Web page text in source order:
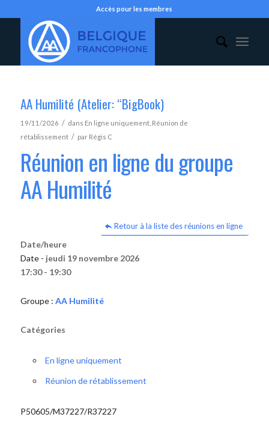
Accès pour les membres
AA Humilité (Atelier: “BigBook)
19/11/2026 / dans En ligne uniquement, Réunion de
rétablissement / par Régis C
Réunion en ligne du groupe
AA Humilité
Retour à la liste des réunions en ligne
Date/heure
Date - jeudi 19 novembre 2026
17:30 - 19:30
Groupe : AA Humilité
Catégories
En ligne uniquement
Réunion de rétablissement
P50605/M37227/R37227